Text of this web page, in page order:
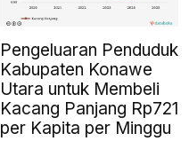
Pengeluaran Penduduk
Kabupaten Konawe
Utara untuk Membeli
Kacang Panjang Rp721
per Kapita per Minggu